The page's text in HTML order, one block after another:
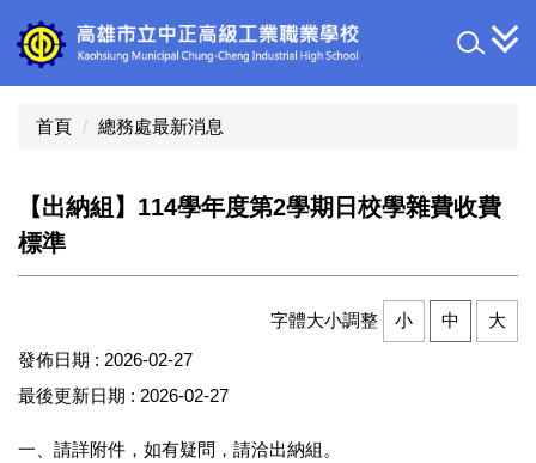
到
主
首頁 總務處最新消息
【出納組】114學年度第2學期日校學雜費收費
標準
字體大小調整 小 中
大
發佈日期 : 2026-02-27
最後更新日期 : 2026-02-27
一、請詳附件，如有疑問，請洽出納組。